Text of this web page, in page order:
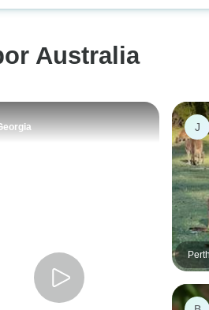
Coral
Australia
J